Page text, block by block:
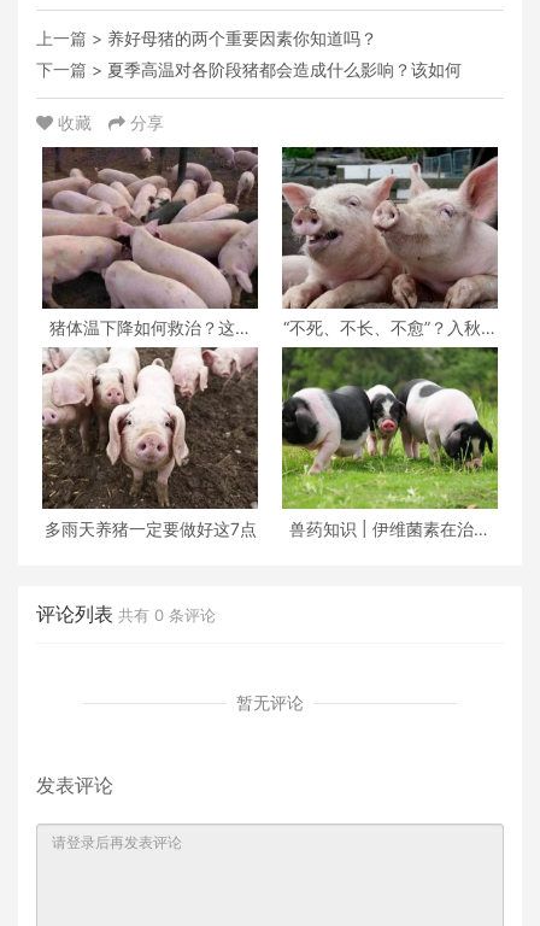
上一篇 > 养好母猪的两个重要因素你知道吗？
下一篇 > 夏季高温对各阶段猪都会造成什么影响？该如何
收藏 分享
猪体温下降如何救治？这位
老兽医给出了这套方
“不死、不长、不愈”？入秋以
后，养猪人请警
多雨天养猪一定要做好这7点
兽药知识 | 伊维菌素在治疗
评论列表 共有 0 条评论
暂无评论
发表评论